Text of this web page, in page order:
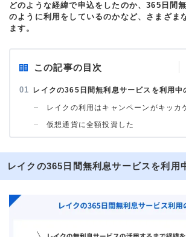
どのような経緯で申込をしたのか、365日間
のように利用をしているのかなど、さまざま
ます。
この記事の目次
レイクの365日間無利息サービスを利用中
レイクの利用はキャンペーンがキッカ
仮想通貨に全額投資した
レイクの365日間無利息サービスを利用